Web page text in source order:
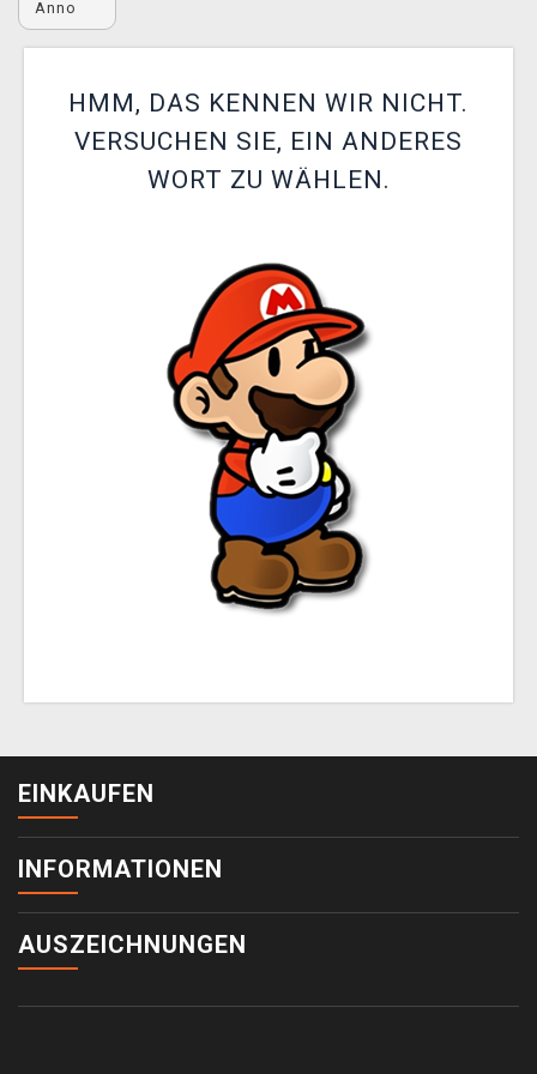
XZONE CLUB
Anno
HMM, DAS KENNEN WIR NICHT.
VERSUCHEN SIE, EIN ANDERES
WORT ZU WÄHLEN.
EINKAUFEN
INFORMATIONEN
AUSZEICHNUNGEN